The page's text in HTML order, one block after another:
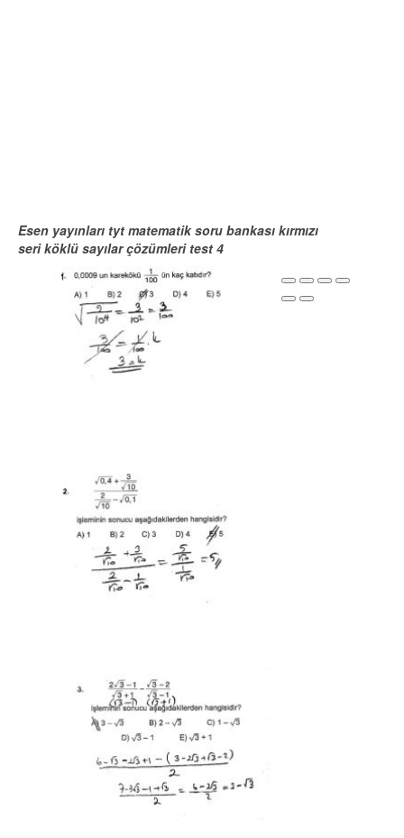
Esen yayınları tyt matematik soru bankası kırmızı
seri köklü sayılar çözümleri test 4